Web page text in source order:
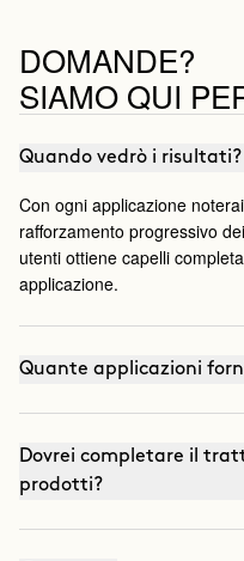
DOMANDE?
SIAMO QUI
Quando vedrò i risultati?
Con ogni applicazione
rafforzamento progressivo
utenti ottiene capelli
applicazione.
Quante applicazioni
Dovrei completare il
prodotti?